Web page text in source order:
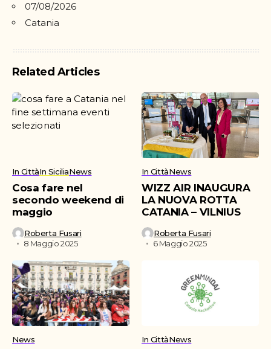
07/08/2026
Catania
Related Articles
In CittàIn SiciliaNews
Cosa fare nel
secondo weekend di
maggio
Roberta Fusari
8 Maggio 2025
In CittàNews
WIZZ AIR INAUGURA
LA NUOVA ROTTA
CATANIA – VILNIUS
Roberta Fusari
6 Maggio 2025
News In CittàNews